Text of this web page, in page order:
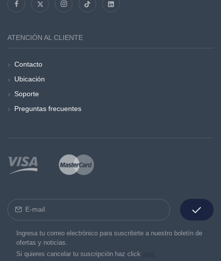
ATENCIÓN AL CLIENTE
Contacto
Ubicación
Soporte
Preguntas frecuentes
Ingresa tu correo electrónico para suscribirte a nuestro boletín de
ofertas y noticias.
Si quieres cancelar tu suscripción haz click